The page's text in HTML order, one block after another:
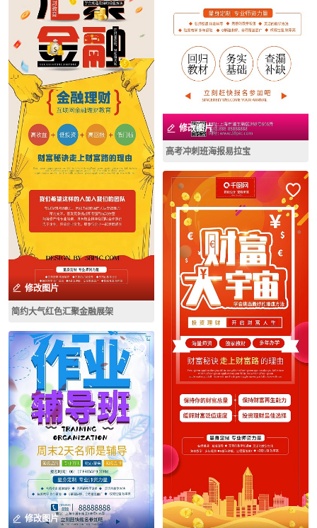
修改图片
简约大气红色汇聚金融展架
修改图片
修改图片
高考冲刺班海报易拉宝